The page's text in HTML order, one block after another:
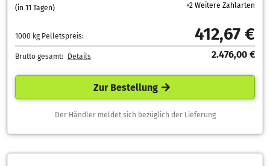
(in 11 Tagen)
+2 Weitere Zahlarten
1000 kg Pelletspreis: 412,67 €
Brutto gesamt: Details 2.476,00 €
Zur Bestellung
Der Händler meldet sich bezüglich der Lieferung